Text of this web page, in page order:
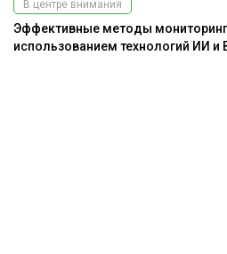
В центре внимания
Эффективные методы
использованием технологий ИИ и